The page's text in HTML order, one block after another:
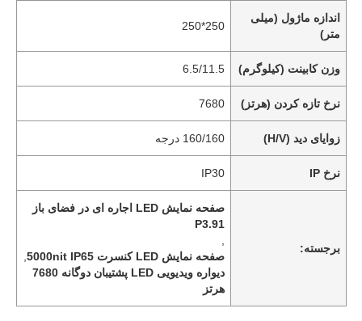
اندازه ماژول (میلی
متر)
250*250
وزن کابینت (کیلوگرم) 6.5/11.5
نرخ تازه کردن (هرتز) 7680
زوایای دید (H/V) 160/160 درجه
نرخ IP IP30
برجسته:
صفحه نمایش LED اجاره ای در فضای باز
P3.91
صفحه نمایش LED کنسرت 5000nit IP65
دیواره ویدیویی LED پشتیبان دوگانه 7680
هرتز